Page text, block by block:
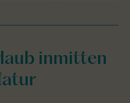
inmitten